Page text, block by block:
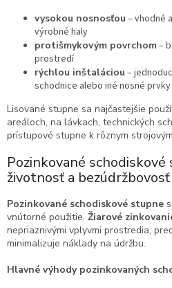
vysokou nosnosťou – vhodné
výrobné haly
protišmykovým povrchom–
prostredí
rýchlou inštaláciou –
schodnice alebo iné nosné prvky
Lisované stupne sa najčastejšie
areáloch, na lávkach, technických
prístupové stupne k rôznym
Pozinkované
životnosť a bezúdržbovosť
Pozinkované schodiskové stupne
vnútorné použitie. Žiarové
nepriaznivými vplyvmi prostredia,
minimalizuje náklady na údržbu.
Hlavné výhody pozinkovaných